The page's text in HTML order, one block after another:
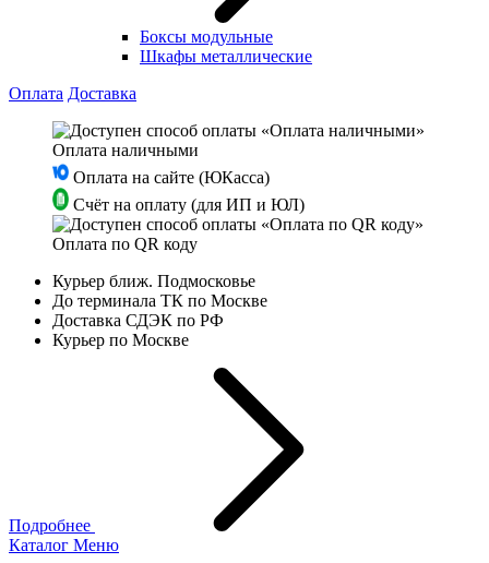
Боксы модульные
Шкафы металлические
Оплата Доставка
Оплата наличными
Оплата на сайте (ЮКасса)
Счёт на оплату (для ИП и ЮЛ)
Оплата по QR коду
Курьер ближ. Подмосковье
До терминала ТК по Москве
Доставка СДЭК по РФ
Курьер по Москве
Подробнее
Каталог Меню